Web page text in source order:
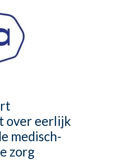
over eerlijk
medisch-
zorg